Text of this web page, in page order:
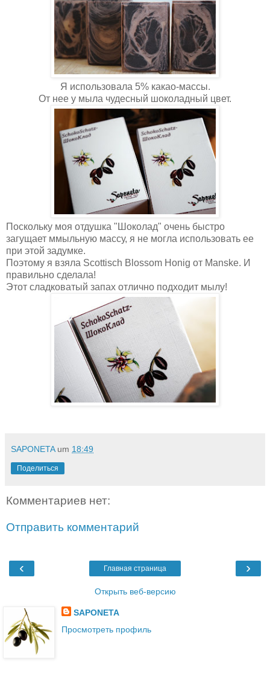
Я использовала 5% какао-массы.
От нее у мыла чудесный шоколадный цвет.
Поскольку моя отдушка "Шоколад" очень быстро
загущает ммыльную массу, я не могла использовать ее
при этой задумке.
Поэтому я взяла Scottisch Blossom Honig от Manske. И
правильно сделала!
Этот сладковатый запах отлично подходит мылу!
SAPONETA um 18:49
Поделиться
Комментариев нет:
Отправить комментарий
‹ ›
Главная страница
Открыть веб-версию
SAPONETA
Просмотреть профиль